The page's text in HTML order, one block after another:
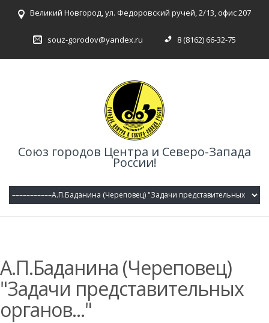
Великий Новгород, ул. Федоровский ручей, 2/13, офис 207
souz-gorodov@yandex.ru 8 (8162) 66-32-75
Союз городов Центра и Северо-Запада
России!
А.П.Баданина (Череповец)
"Задачи представительных
органов..."